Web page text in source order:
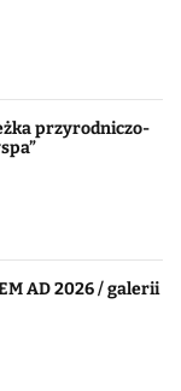
przyrodniczo-
AD 2026 / galerii